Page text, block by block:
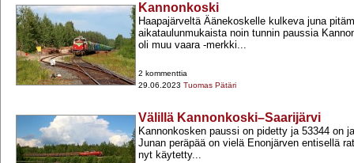
Kannonkoski
Haapajärveltä Äänekoskelle kulkeva juna
aikataulunmukaista noin tunnin paussia
oli muu vaara -​merkki...
2 kommenttia
29.06.2023 Tuomas Pätäri
Välillä Kannonkoski–Saarijärvi
Kannonkosken paussi on pidetty ja 53344 on
Junan peräpää on vielä Enonjärven entisellä
nyt käytetty...